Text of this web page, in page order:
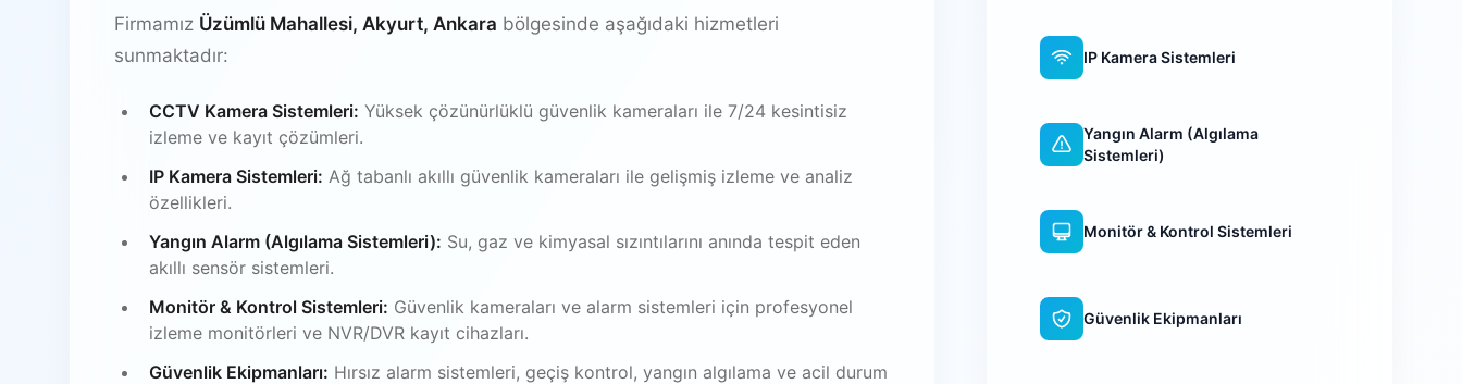
Firmamız Üzümlü Mahallesi, Akyurt, Ankara bölgesinde aşağıdaki hizmetleri
sunmaktadır:
CCTV Kamera Sistemleri: Yüksek çözünürlüklü güvenlik kameraları ile 7/24 kesintisiz
izleme ve kayıt çözümleri.
IP Kamera Sistemleri: Ağ tabanlı akıllı güvenlik kameraları ile gelişmiş izleme ve analiz
özellikleri.
Yangın Alarm (Algılama Sistemleri): Su, gaz ve kimyasal sızıntılarını anında tespit eden
akıllı sensör sistemleri.
Monitör & Kontrol Sistemleri: Güvenlik kameraları ve alarm sistemleri için profesyonel
izleme monitörleri ve NVR/DVR kayıt cihazları.
Güvenlik Ekipmanları: Hırsız alarm sistemleri, geçiş kontrol, yangın algılama ve acil durum
IP Kamera Sistemleri
Yangın Alarm (Algılama
Sistemleri)
Monitör & Kontrol Sistemleri
Güvenlik Ekipmanları